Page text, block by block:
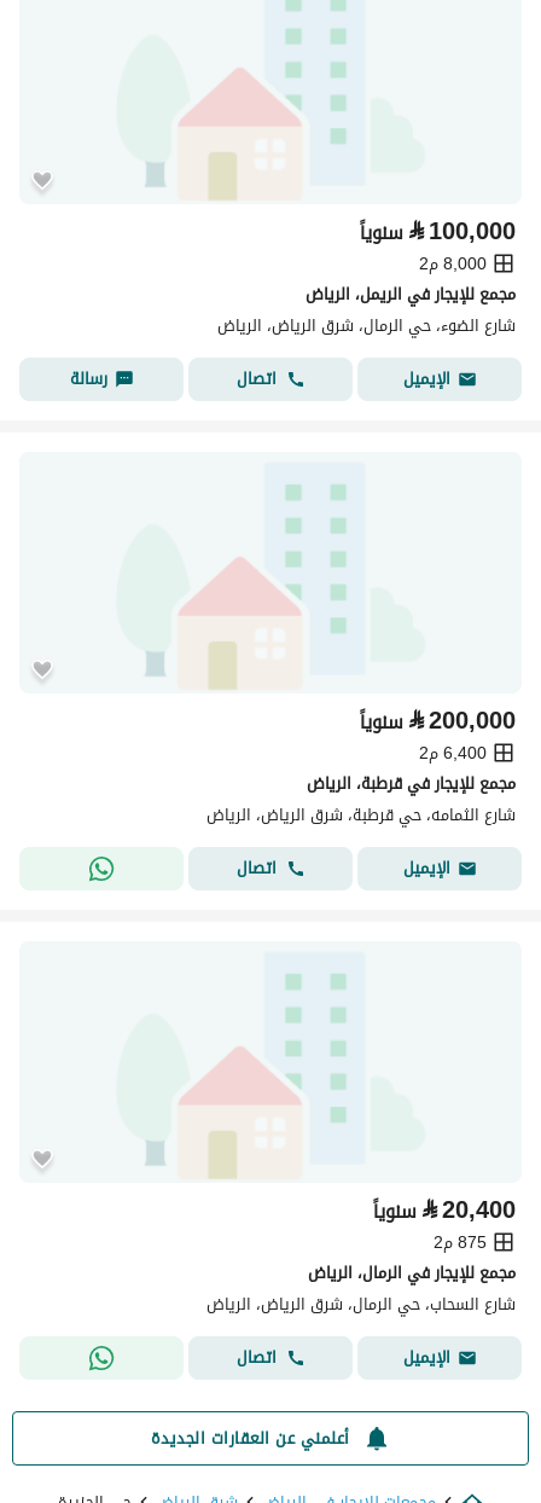
⃁100,000 سنوياً
8,000 م2
مجمع للإيجار في الريمل، الرياض
شارع الضوء، حي الرمال، شرق الرياض، الرياض
الإيميل
اتصال رسالة
⃁200,000 سنوياً
6,400 م2
مجمع للإيجار في قرطبة، الرياض
شارع الثمامه، حي قرطبة، شرق الرياض، الرياض
الإيميل
اتصال
⃁20,400 سنوياً
875 م2
مجمع للإيجار في الرمال، الرياض
شارع السحاب، حي الرمال، شرق الرياض، الرياض
الإيميل
اتصال
أعلمني عن العقارات الجديدة